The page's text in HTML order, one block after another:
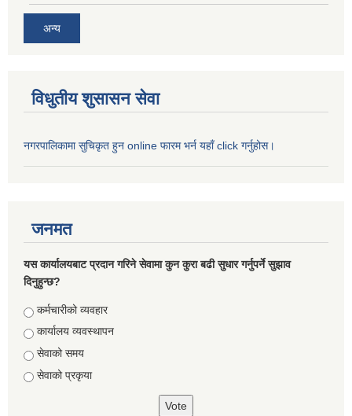
अन्य
विधुतीय शुसासन सेवा
नगरपालिकामा सुचिकृत हुन online फारम भर्न यहाँ click गर्नुहोस।
जनमत
यस कार्यालयबाट प्रदान गरिने सेवामा कुन कुरा बढी सुधार गर्नुपर्ने सुझाव
दिनुहुन्छ?
Choices
कर्मचारीको व्यवहार
कार्यालय व्यवस्थापन
सेवाको समय
सेवाको प्रकृया